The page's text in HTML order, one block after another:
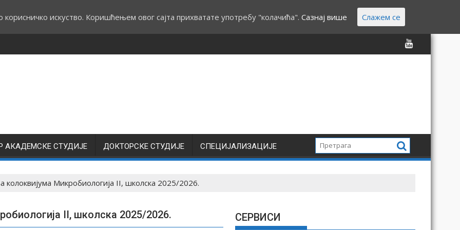
АКАДЕМСКЕ СТУДИЈЕ ДОКТОРСКЕ СТУДИЈЕ СПЕЦИЈАЛИЗАЦИЈЕ
колоквијума Микробиологија II, школска 2025/2026.
II, школска 2025/2026. СЕРВИСИ
искуство. Коришћењем овог сајта прихватате употребу "колачића". Сазнај више Слажем се